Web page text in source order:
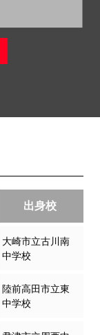
出身校
大崎市立古川南
中学校
陸前高田市立東
中学校